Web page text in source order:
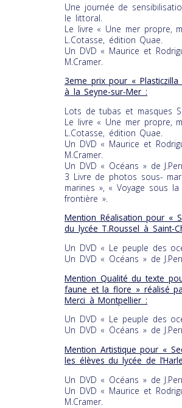
Une journée de
le littoral.
Le livre « Une mer propre,
L.Cotasse, édition Quae.
Un DVD « Maurice et
M.Cramer.
3eme prix pour «
à la Seyne-sur-Mer :
Lots de tubas et masques
Le livre « Une mer propre,
L.Cotasse, édition Quae.
Un DVD « Maurice et
M.Cramer.
Un DVD « Océans » de
3 Livre de photos sous-
marines », « Voyage sous
frontière ».
Mention Réalisation pour «
du lycée T.Roussel à Saint-
Un DVD « Le peuple des
Un DVD « Océans » de
Mention Qualité du texte
faune et la flore » réalisé
Merci à Montpellier :
Un DVD « Le peuple des
Un DVD « Océans » de
Mention Artistique pour «
les élèves du lycée de
Un DVD « Océans » de
Un DVD « Maurice et
M.Cramer.